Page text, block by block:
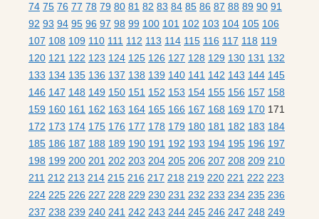
74 75 76 77 78 79 80 81 82 83 84 85 86 87 88 89 90 91
92 93 94 95 96 97 98 99 100 101 102 103 104 105 106
107 108 109 110 111 112 113 114 115 116 117 118 119
120 121 122 123 124 125 126 127 128 129 130 131 132
133 134 135 136 137 138 139 140 141 142 143 144 145
146 147 148 149 150 151 152 153 154 155 156 157 158
159 160 161 162 163 164 165 166 167 168 169 170 171
172 173 174 175 176 177 178 179 180 181 182 183 184
185 186 187 188 189 190 191 192 193 194 195 196 197
198 199 200 201 202 203 204 205 206 207 208 209 210
211 212 213 214 215 216 217 218 219 220 221 222 223
224 225 226 227 228 229 230 231 232 233 234 235 236
237 238 239 240 241 242 243 244 245 246 247 248 249